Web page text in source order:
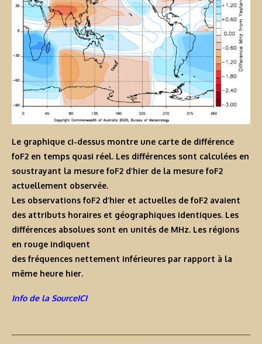
Le graphique ci-dessus montre une carte de différence
foF2 en temps quasi réel. Les différences sont calculées en
soustrayant la mesure foF2 d’hier de la mesure foF2
actuellement observée.
Les observations foF2 d’hier et actuelles de foF2 avaient
des attributs horaires et géographiques identiques. Les
différences absolues sont en unités de MHz. Les régions
en rouge indiquent
des fréquences nettement inférieures par rapport à la
même heure hier.
Info de la SourceICI